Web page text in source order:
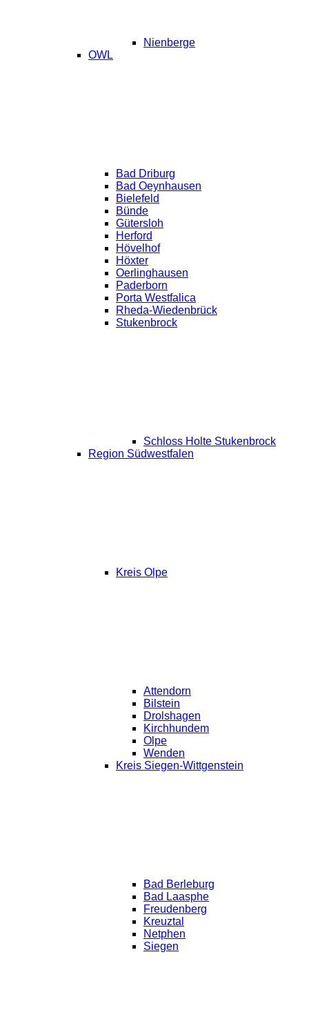
Nienberge
OWL
Bad Driburg
Bad Oeynhausen
Bielefeld
Bünde
Gütersloh
Herford
Hövelhof
Höxter
Oerlinghausen
Paderborn
Porta Westfalica
Rheda-Wiedenbrück
Stukenbrock
Schloss Holte Stukenbrock
Region Südwestfalen
Kreis Olpe
Attendorn
Bilstein
Drolshagen
Kirchhundem
Olpe
Wenden
Kreis Siegen-Wittgenstein
Bad Berleburg
Bad Laasphe
Freudenberg
Kreuztal
Netphen
Siegen